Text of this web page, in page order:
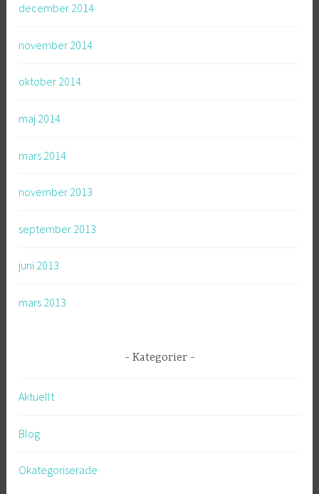
december 2014
november 2014
oktober 2014
maj 2014
mars 2014
november 2013
september 2013
juni 2013
mars 2013
Kategorier
Aktuellt
Blog
Okategoriserade